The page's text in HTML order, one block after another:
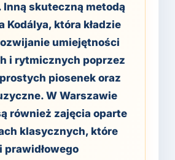
Inną skuteczną metodą
Kodálya, która kładzie
umiejętności
i rytmicznych poprzez
piosenek oraz
W Warszawie
również zajęcia oparte
klasycznych, które
prawidłowego